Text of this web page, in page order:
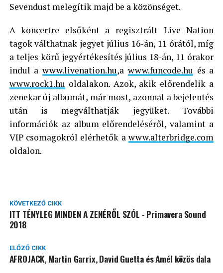
Sevendust melegítik majd be a közönséget.
A koncertre elsőként a regisztrált Live Nation
tagok válthatnak jegyet július 16-án, 11 órától, míg
a teljes körű jegyértékesítés július 18-án, 11 órakor
indul awww.livenation.hu,a www.funcode.hu és a
www.rock1.hu oldalakon. Azok, akik előrendelik a
zenekar új albumát, már most, azonnal a bejelentés
után is megválthatják jegyüket. További
információk az album előrendeléséről, valamint a
VIP csomagokról elérhetők awww.alterbridge.com
oldalon.
KÖVETKEZŐ CIKK
ITT TÉNYLEG MINDEN A ZENÉRŐL SZÓL - Primavera Sound
2018
ELŐZŐ CIKK
AFROJACK, Martin Garrix, David Guetta és Amél közös dala